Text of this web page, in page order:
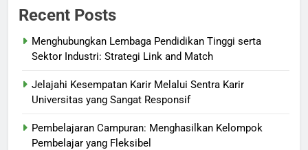
Recent Posts
Menghubungkan Lembaga Pendidikan Tinggi serta
Sektor Industri: Strategi Link and Match
Jelajahi Kesempatan Karir Melalui Sentra Karir
Universitas yang Sangat Responsif
Pembelajaran Campuran: Menghasilkan Kelompok
Pembelajar yang Fleksibel